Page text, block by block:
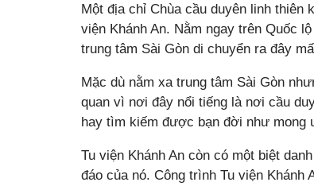
Một địa chỉ Chùa cầu duyên linh
viện Khánh An. Nằm ngay trên Quốc
trung tâm Sài Gòn di chuyển ra đây
Mặc dù nằm xa trung tâm Sài Gòn
quan vì nơi đây nổi tiếng là nơi cầu
hay tìm kiếm được bạn đời như mong
Tu viện Khánh An còn có một biệt
đáo của nó. Công trình Tu viện Khánh